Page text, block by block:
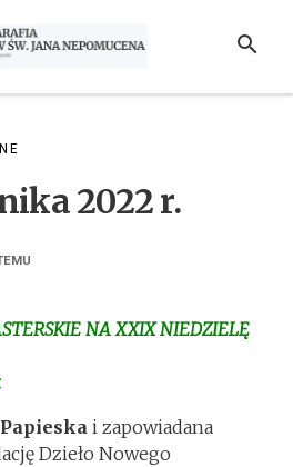
SZUKAJ
2022 r.
NA XXIX NIEDZIELĘ
i zapowiadana
Dzieło Nowego